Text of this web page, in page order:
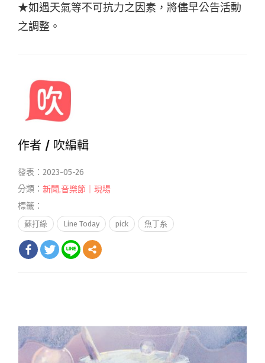
★如遇天氣等不可抗力之因素，將儘早公告活動
之調整。
作者 / 吹編輯
發表：2023-05-26
分類： 新聞,音樂節｜現場
標籤：
蘇打綠 Line Today pick 魚丁糸